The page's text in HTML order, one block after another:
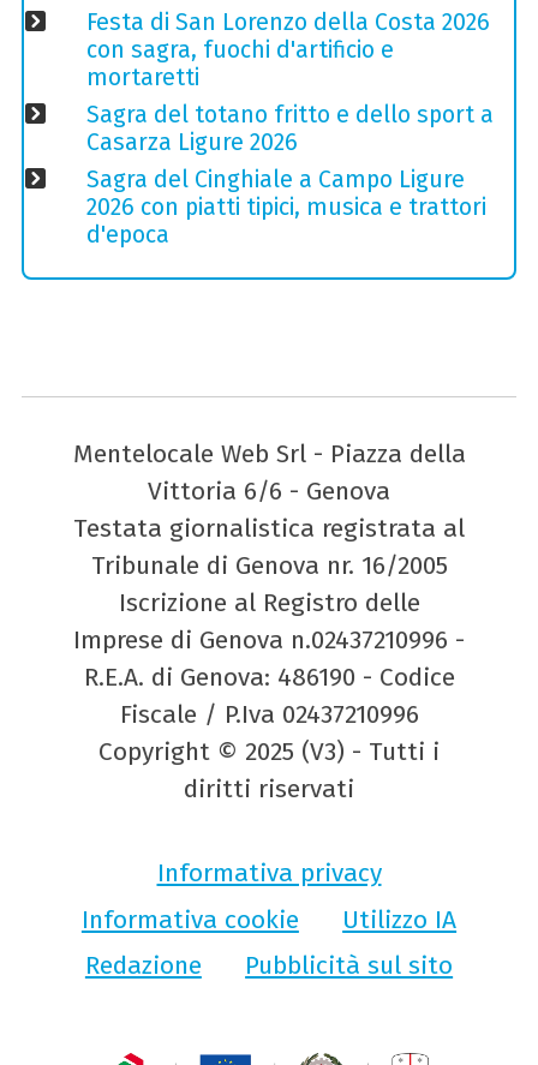
Festa di San Lorenzo della Costa 2026
con sagra, fuochi d'artificio e
mortaretti
Sagra del totano fritto e dello sport a
Casarza Ligure 2026
Sagra del Cinghiale a Campo Ligure
2026 con piatti tipici, musica e trattori
d'epoca
Mentelocale Web Srl - Piazza della
Vittoria 6/6 - Genova
Testata giornalistica registrata al
Tribunale di Genova nr. 16/2005
Iscrizione al Registro delle
Imprese di Genova n.02437210996 -
R.E.A. di Genova: 486190 - Codice
Fiscale / P.Iva 02437210996
Copyright © 2025 (V3) - Tutti i
diritti riservati
Informativa privacy
Informativa cookie
Utilizzo IA
Redazione
Pubblicità sul sito